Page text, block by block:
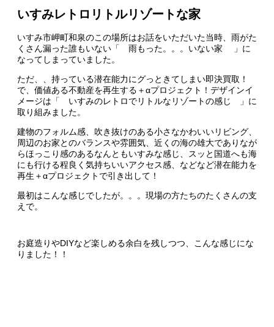
いすみレトロリトルリゾートな家
いすみ市岬町和泉のこの場所はお話をいただいた当時、雨がた
くさん漏った誰もいない「 雨もった。。。いない家 」に
なってしまっていました。
ただ、、持っている潜在能力にグっときてしまい即決買取！
で、価値ある不動産を再生する＋αプロジェクト！デザインイ
メージは「 いすみのレトロでリトルなリゾートの感じ 」に
取り組みました。
建物のフォルム感、吹き抜けのある小さなかわいいリビング、
周辺のお家とのバランスや雰囲気、近くの海の雄大でありなが
らほっこり感のあるなんともいすみな感じ、スッと国道へも海
にも行ける程良く気持ちいいアクセス感、などなど潜在能力を
再生＋αプロジェクトで引き出して！
最初はこんな感じでしたが。。。現場の方たちのたくさんの支
えで。
お庭造りやDIYなど楽しめる余白を残しつつ、こんな感じにな
りました！！